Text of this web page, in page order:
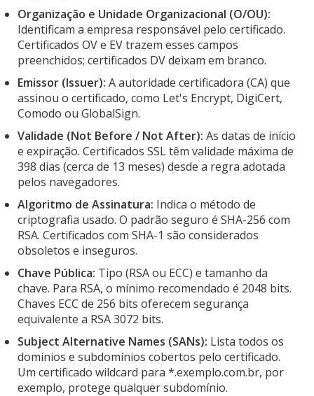
Organização e Unidade Organizacional (O/OU):
Identificam a empresa responsável pelo certificado.
Certificados OV e EV trazem esses campos
preenchidos; certificados DV deixam em branco.
Emissor (Issuer): A autoridade certificadora (CA) que
assinou o certificado, como Let's Encrypt, DigiCert,
Comodo ou GlobalSign.
Validade (Not Before / Not After): As datas de início
e expiração. Certificados SSL têm validade máxima de
398 dias (cerca de 13 meses) desde a regra adotada
pelos navegadores.
Algoritmo de Assinatura: Indica o método de
criptografia usado. O padrão seguro é SHA-256 com
RSA. Certificados com SHA-1 são considerados
obsoletos e inseguros.
Chave Pública: Tipo (RSA ou ECC) e tamanho da
chave. Para RSA, o mínimo recomendado é 2048 bits.
Chaves ECC de 256 bits oferecem segurança
equivalente a RSA 3072 bits.
Subject Alternative Names (SANs): Lista todos os
domínios e subdomínios cobertos pelo certificado.
Um certificado wildcard para *.exemplo.com.br, por
exemplo, protege qualquer subdomínio.